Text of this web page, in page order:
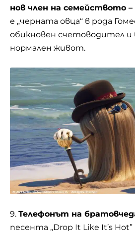
нов член на семейството –
е „черната овца“ в рода
обикновен счетоводител и
нормален живот.
9. Телефонът на
песента „Drop It Like It’s Hot